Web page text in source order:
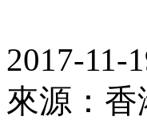
2017-11-
來源：香